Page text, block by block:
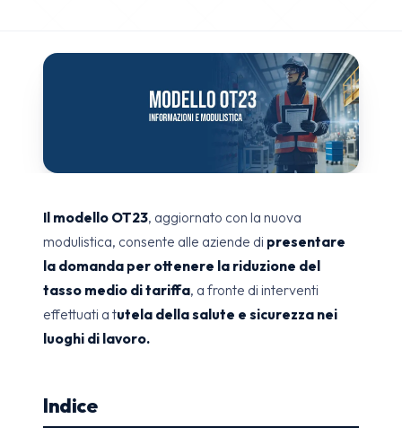
Il modello OT23, aggiornato con la nuova
modulistica, consente alle aziende di presentare
la domanda per ottenere la riduzione del
tasso medio di tariffa, a fronte di interventi
effettuati a tutela della salute e sicurezza nei
luoghi di lavoro.
Indice